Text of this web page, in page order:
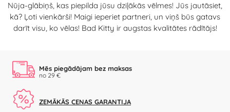
Nūja-glābiņš, kas piepilda jūsu dziļākās vēlmes! Jūs jautāsiet,
kā? Ļoti vienkārši! Maigi ieperiet partneri, un viņš būs gatavs
darīt visu, ko vēlas! Bad Kitty ir augstas kvalitātes rādītājs!
Mēs piegādājam bez maksas
no 29 €
ZEMĀKĀS CENAS GARANTIJA